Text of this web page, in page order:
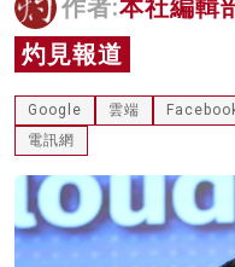
名家榜
灼見活動
關於我們
作者:本社編輯
灼見報道
Google 雲端
電訊網